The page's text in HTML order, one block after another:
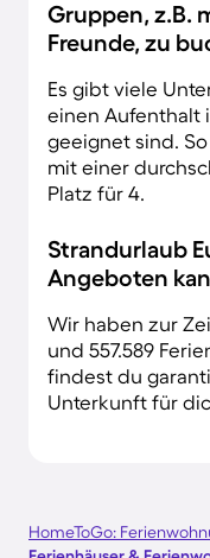
Gruppen, z.B.
Freunde, zu
Es gibt viele
einen Aufenthalt
geeignet sind.
mit einer
Platz für 4.
Strandurlaub
Angeboten
Wir haben zur
und 557.589
findest du
Unterkunft für
HomeToGo: